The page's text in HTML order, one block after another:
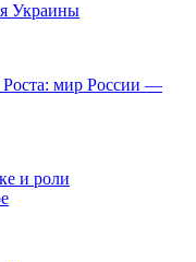
Украины
мир России —
и роли